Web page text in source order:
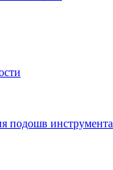
подошв инструмента